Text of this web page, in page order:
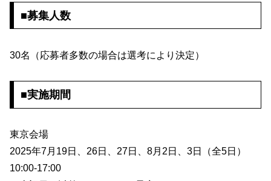
■募集人数
30名（応募者多数の場合は選考により決定）
■実施期間
東京会場
2025年7月19日、26日、27日、8月2日、3日（全5日）
10:00-17:00